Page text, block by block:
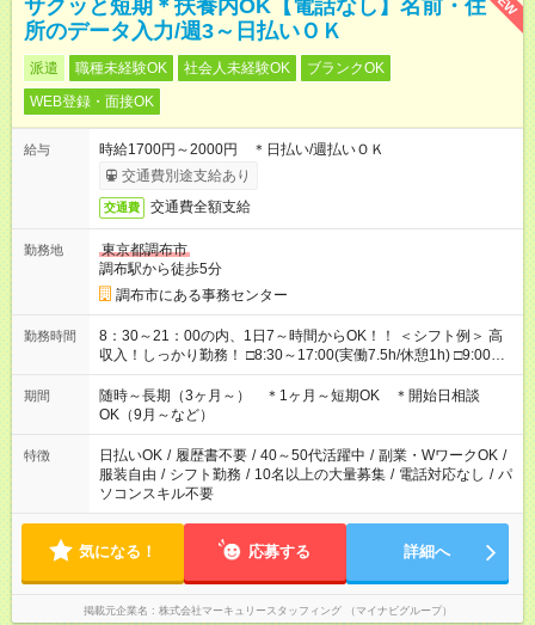
サクッと短期＊扶養内OK【電話なし】名前・住
所のデータ入力/週3～日払いＯＫ
派遣 職種未経験OK 社会人未経験OK
ブランクOK
WEB登録・面接OK
給与
時給1700円～2000円 ＊日払い/週払いＯＫ
交通費別途支給あり
交通費 交通費全額支給
勤務地
東京都調布市
調布駅から徒歩5分
調布市にある事務センター
勤務時間
8：30～21：00の内、1日7～時間からOK！！ ＜シフト例＞ 高
収入！しっかり勤務！ □8:30～17:00(実働7.5h/休憩1h) □9:00～
17:00(実働7h/休憩1h) □10:00～18:00(実働8h/休憩1h) □12:00～
21:00(実働8h/休憩1h) ＊残業なし ＊シフト固定OK
期間
随時～長期（3ヶ月～） ＊1ヶ月～短期OK ＊開始日相談
OK（9月～など）
特徴 日払いOK / 履歴書不要 / 40～50代活躍中 / 副業・WワークOK /
服装自由 / シフト勤務 / 10名以上の大量募集 / 電話対応なし / パ
ソコンスキル不要
気になる！ 応募する 詳細へ
掲載元企業名 株式会社マーキュリースタッフィング （マイナビグループ）